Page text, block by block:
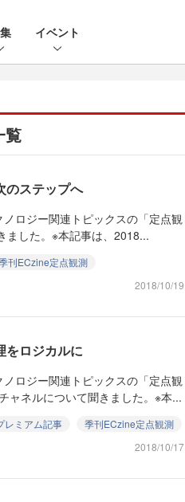
イベント
覧
のステップへ
ロジー関連トピックスの「定点観
ました。※本記事は、2018...
刊ECzine定点観測
2018/10/19
をロジカルに
ロジー関連トピックスの「定点観
ャネルについて聞きました。※本...
レミアム記事
季刊ECzine定点観測
2018/10/17